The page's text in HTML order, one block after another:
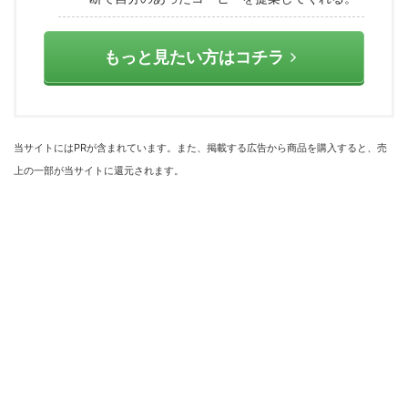
もっと見たい方はコチラ
当サイトにはPRが含まれています。また、掲載する広告から商品を購入すると、売
上の一部が当サイトに還元されます。